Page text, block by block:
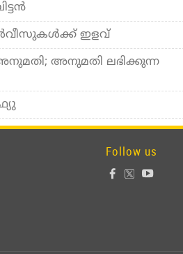
ഇളവ്
അനുമതി ലഭിക്കുന്ന
Follow us